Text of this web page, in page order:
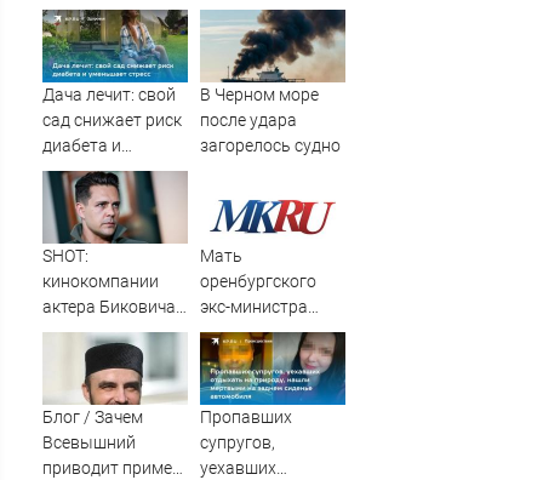
Дача лечит: свой
сад снижает риск
диабета и
уменьшает стресс
В Черном море
после удара
загорелось судно
SHOT:
кинокомпании
актера Биковича
грозит закрытие
из-за возможного
банкротства
Мать
оренбургского
экс-министра
Оренбуржья
может сесть на 10
лет
Блог / Зачем
Всевышний
приводит пример
Пропавших
супругов,
уехавших